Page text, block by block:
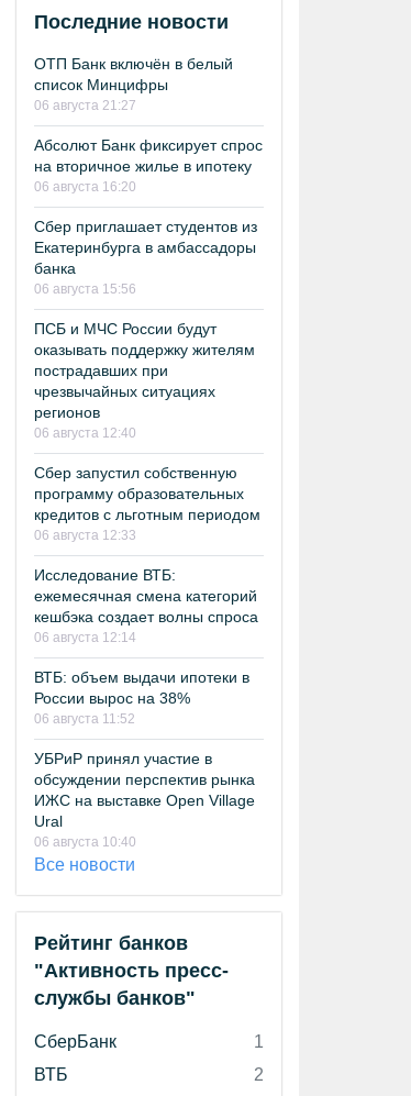
Последние новости
ОТП Банк включён в белый
список Минцифры
06 августа 21:27
Абсолют Банк фиксирует спрос
на вторичное жилье в ипотеку
06 августа 16:20
Сбер приглашает студентов из
Екатеринбурга в амбассадоры
банка
06 августа 15:56
ПСБ и МЧС России будут
оказывать поддержку жителям
пострадавших при
чрезвычайных ситуациях
регионов
06 августа 12:40
Сбер запустил собственную
программу образовательных
кредитов с льготным периодом
06 августа 12:33
Исследование ВТБ:
ежемесячная смена категорий
кешбэка создает волны спроса
06 августа 12:14
ВТБ: объем выдачи ипотеки в
России вырос на 38%
06 августа 11:52
УБРиР принял участие в
обсуждении перспектив рынка
ИЖС на выставке Open Village
Ural
06 августа 10:40
Все новости
Рейтинг банков
"Активность пресс-
службы банков"
СберБанк
1
ВТБ
2